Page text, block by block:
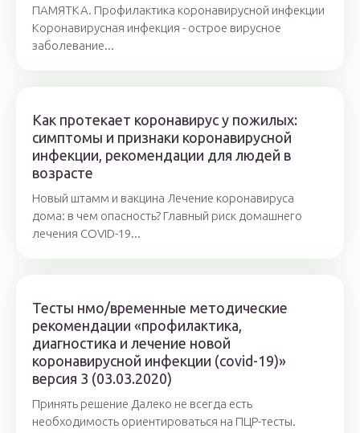
ПАМЯТКА. Профилактика коронавирусной инфекции
Коронавирусная инфекция - острое вирусное
заболевание...
Как протекает коронавирус у пожилых:
симптомы и признаки коронавирусной
инфекции, рекомендации для людей в
возрасте
Новый штамм и вакцина Лечение коронавируса
дома: в чем опасность? Главный риск домашнего
лечения COVID-19...
Тесты нмо/временные методические
рекомендации «профилактика,
диагностика и лечение новой
коронавирусной инфекции (covid-19)»
версия 3 (03.03.2020)
Принять решение Далеко не всегда есть
необходимость ориентироваться на ПЦР-тесты.